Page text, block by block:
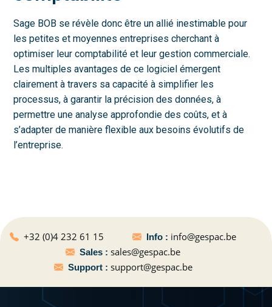
Sage BOB se révèle donc être un allié inestimable pour
les petites et moyennes entreprises cherchant à
optimiser leur comptabilité et leur gestion commerciale.
Les multiples avantages de ce logiciel émergent
clairement à travers sa capacité à simplifier les
processus, à garantir la précision des données, à
permettre une analyse approfondie des coûts, et à
s’adapter de manière flexible aux besoins évolutifs de
l’entreprise.
+32 (0)4 232 61 15 Info : info@gespac.be
Sales : sales@gespac.be
Support : support@gespac.be